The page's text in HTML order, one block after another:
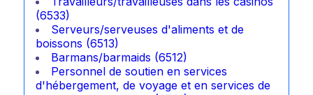
(6533)
Serveurs/serveuses d'aliments et de
boissons (6513)
Barmans/barmaids (6512)
Personnel de soutien en services
d'hébergement, de voyage et en services de